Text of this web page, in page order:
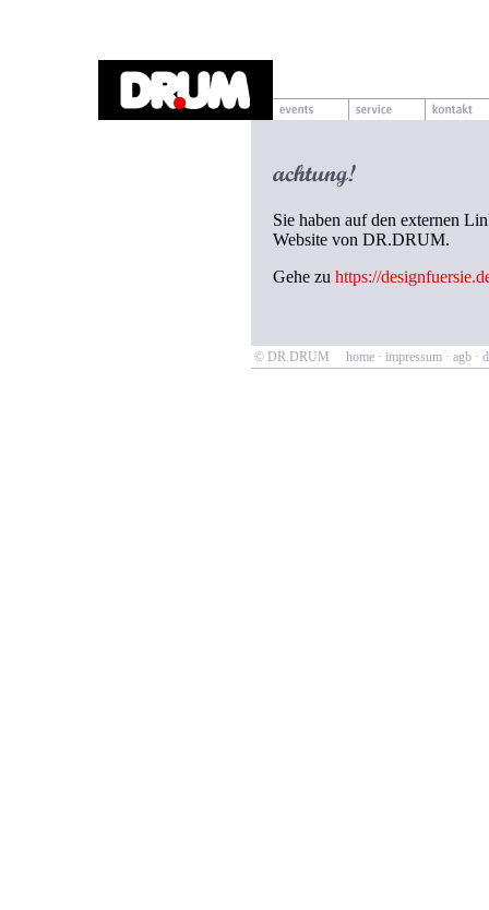
Sie haben auf den externen
Website von DR.DRUM.
Gehe zu https://
© DR.DRUM home · impressum · agb ·